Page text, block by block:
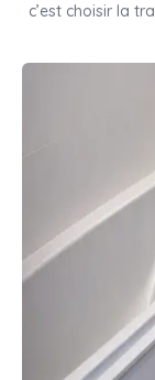
c’est choisir la